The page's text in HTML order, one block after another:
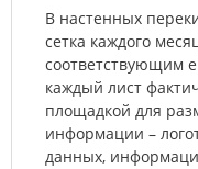
В настенных
сетка каждого
соответствующим
каждый лист
площадкой для
информации –
данных,